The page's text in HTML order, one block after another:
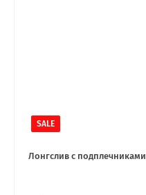
SALE
Лонгслив с подплечниками